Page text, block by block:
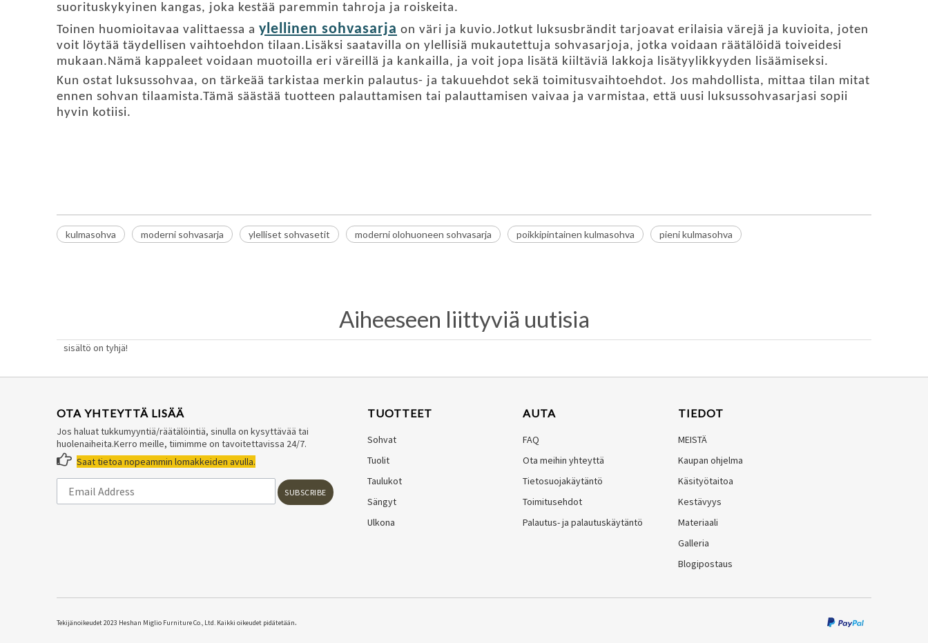
suorituskykyinen kangas, joka kestää paremmin tahroja ja roiskeita.
Toinen huomioitavaa valittaessa a ylellinen sohvasarja on väri ja kuvio.Jotkut luksusbrändit tarjoavat erilaisia ​​värejä ja kuvioita, joten
voit löytää täydellisen vaihtoehdon tilaan.Lisäksi saatavilla on ylellisiä mukautettuja sohvasarjoja, jotka voidaan räätälöidä toiveidesi
mukaan.Nämä kappaleet voidaan muotoilla eri väreillä ja kankailla, ja voit jopa lisätä kiiltäviä lakkoja lisätyylikkyyden lisäämiseksi.
Kun ostat luksussohvaa, on tärkeää tarkistaa merkin palautus- ja takuuehdot sekä toimitusvaihtoehdot. Jos mahdollista, mittaa tilan mitat
ennen sohvan tilaamista.Tämä säästää tuotteen palauttamisen tai palauttamisen vaivaa ja varmistaa, että uusi luksussohvasarjasi sopii
hyvin kotiisi.
kulmasohva moderni sohvasarja ylelliset sohvasetit moderni olohuoneen sohvasarja poikkipintainen kulmasohva pieni kulmasohva
Aiheeseen liittyviä uutisia
sisältö on tyhjä!
OTA YHTEYTTÄ LISÄÄ
Jos haluat tukkumyyntiä/räätälöintiä, sinulla on kysyttävää tai
huolenaiheita.Kerro meille, tiimimme on tavoitettavissa 24/7.
 Saat tietoa nopeammin lomakkeiden avulla.
SUBSCRIBE
TUOTTEET
Sohvat
Tuolit
Taulukot
Sängyt
Ulkona
AUTA
FAQ
Ota meihin yhteyttä
Tietosuojakäytäntö
Toimitusehdot
Palautus- ja palautuskäytäntö
TIEDOT
MEISTÄ
Kaupan ohjelma
Käsityötaitoa
Kestävyys
Materiaali
Galleria
Blogipostaus
​Tekijänoikeudet 2023 Heshan Miglio Furniture Co., Ltd. Kaikki oikeudet pidätetään.